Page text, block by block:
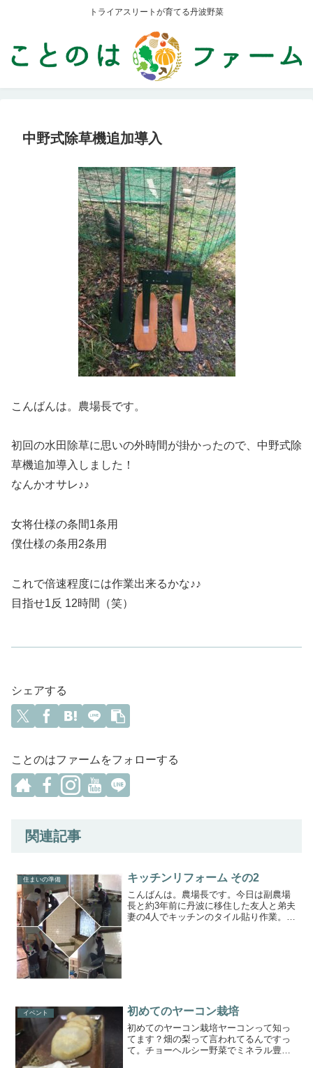
トライアスリートが育てる丹波野菜
中野式除草機追加導入
こんばんは。農場長です。
初回の水田除草に思いの外時間が掛かったので、中野式除
草機追加導入しました！
なんかオサレ♪♪
女将仕様の条間1条用
僕仕様の条用2条用
これで倍速程度には作業出来るかな♪♪
目指せ1反 12時間（笑）
シェアする
ことのはファームをフォローする
関連記事
住まいの準備 キッチンリフォーム その2
こんばんは。農場長です。今日は副農場
長と約3年前に丹波に移住した友人と弟夫
妻の4人でキッチンのタイル貼り作業。
イベント 初めてのヤーコン栽培
初めてのヤーコン栽培ヤーコンって知っ
てます？畑の梨って言われてるんですっ
て。チョーヘルシー野菜でミネラル豊富